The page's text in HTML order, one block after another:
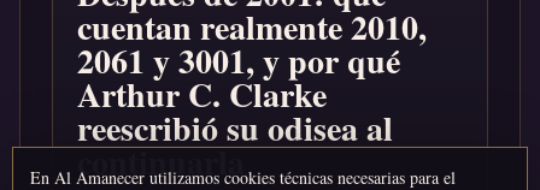
cuentan realmente 2010,
2061 y 3001, y por qué
Arthur C. Clarke
reescribió su odisea al
continuarla
En Al Amanecer utilizamos cookies técnicas necesarias para el